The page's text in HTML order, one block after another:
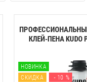
КЛЕЙ-ПЕНА KUDO
НОВИНКА
СКИДКА
- 10 %